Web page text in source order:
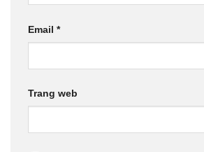
Email *
Trang web